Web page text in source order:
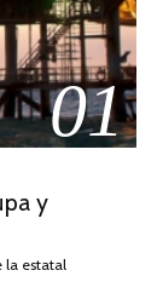
01
y
la estatal